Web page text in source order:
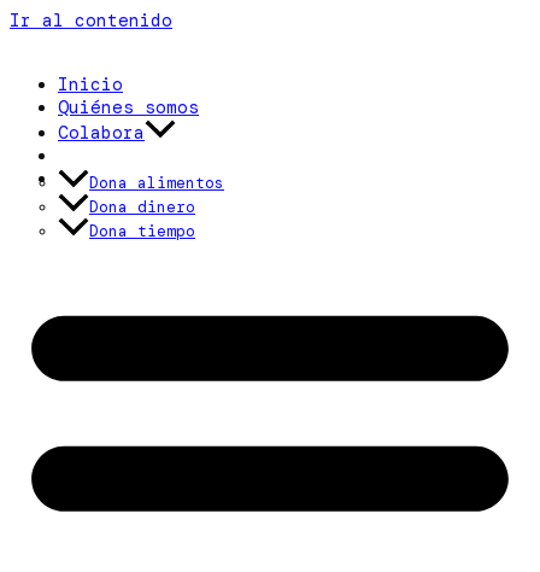
Ir al contenido
Inicio
Quiénes somos
Colabora
Dona alimentos
Dona dinero
Dona tiempo
Contacto